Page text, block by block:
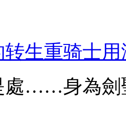
生重骑士
處……身為劍